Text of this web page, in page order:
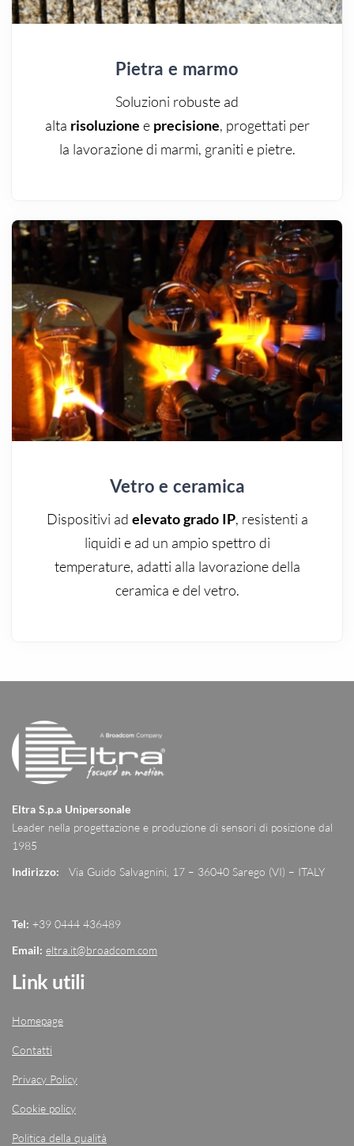
Pietra e marmo
Soluzioni robuste ad
alta risoluzione e precisione, progettati per
la lavorazione di marmi, graniti e pietre.
Vetro e ceramica
Dispositivi ad elevato grado IP, resistenti a
liquidi e ad un ampio spettro di
temperature, adatti alla lavorazione della
ceramica e del vetro.
Eltra S.p.a Unipersonale
Leader nella progettazione e produzione di sensori di posizione dal
1985
Indirizzo: Via Guido Salvagnini, 17 – 36040 Sarego (VI) – ITALY
Tel: +39 0444 436489
Email: eltra.it@broadcom.com
Link utili
Homepage
Contatti
Privacy Policy
Cookie policy
Politica della qualità